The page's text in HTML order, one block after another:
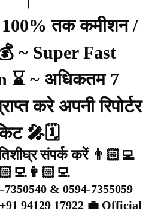
।
100% तक कमीशन /
~ Super Fast
⌛ ~ अधिकतम 7
करे अपनी रिपोर्टर
🎤🗓️
संपर्क करें 👨🏻‍💻
& 0594-7355059
94129 17922 💼 Official